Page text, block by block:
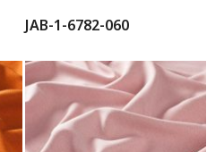
JAB-1-6782-060